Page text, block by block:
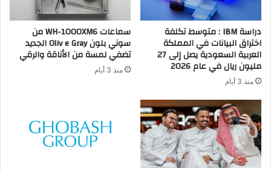
دراسة IBM : متوسط تكلفة
اختراق البيانات في المملكة
العربية السعودية يصل إلى 27
مليون ريال في عام 2026
منذ 3 أيام
سماعات WH-1000XM6 من
سوني بلون Oliv e Gray الجديد
تضفي لمسة من الأناقة والرقي
منذ 3 أيام